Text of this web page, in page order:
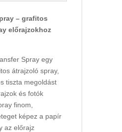
– grafitos
előrajzokhoz
Spray egy
átrajzoló spray,
tiszta megoldást
és fotók
finom,
képez a papír
az előrajz